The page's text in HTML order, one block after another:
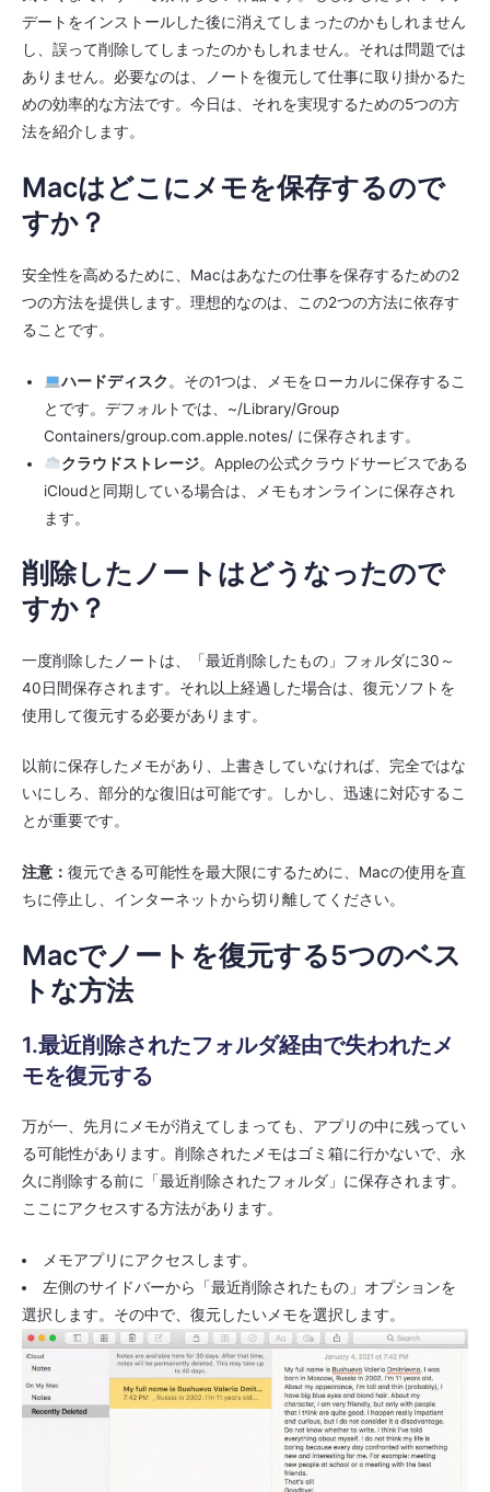
デートをインストールした後に消えてしまったのかもしれません
し、誤って削除してしまったのかもしれません。それは問題では
ありません。必要なのは、ノートを復元して仕事に取り掛かるた
めの効率的な方法です。今日は、それを実現するための5つの方
法を紹介します。
Macはどこにメモを保存するので
すか？
安全性を高めるために、Macはあなたの仕事を保存するための2
つの方法を提供します。理想的なのは、この2つの方法に依存す
ることです。
ハードディスク 。その1つは、メモをローカルに保存するこ
とです。デフォルトでは、~/Library/Group
Containers/group.com.apple.notes/ に保存されます。
クラウドストレージ。Appleの公式クラウドサービスである
iCloudと同期している場合は、メモもオンラインに保存され
ます。
削除したノートはどうなったので
すか？
一度削除したノートは、「最近削除したもの」フォルダに30～
40日間保存されます。それ以上経過した場合は、復元ソフトを
使用して復元する必要があります。
以前に保存したメモがあり、上書きしていなければ、完全ではな
いにしろ、部分的な復旧は可能です。しかし、迅速に対応するこ
とが重要です。
注意： 復元できる可能性を最大限にするために、Macの使用を直
ちに停止し、インターネットから切り離してください。
Macでノートを復元する5つのベス
トな方法
1.最近削除されたフォルダ経由で失われたメ
モを復元する
万が一、先月にメモが消えてしまっても、アプリの中に残ってい
る可能性があります。削除されたメモはゴミ箱に行かないで、永
久に削除する前に「最近削除されたフォルダ」に保存されます。
ここにアクセスする方法があります。
メモアプリにアクセスします。
左側のサイドバーから「最近削除されたもの」オプションを
選択します。その中で、復元したいメモを選択します。